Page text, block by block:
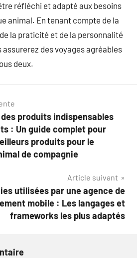
réfléchi et adapté aux besoins
animal. En tenant compte de la
la praticité et de la personnalité
assurerez des voyages agréables
deux.
produits indispensables
: Un guide complet pour
produits pour le
de compagnie
Article suivant
utilisées par une agence de
mobile : Les langages et
frameworks les plus adaptés